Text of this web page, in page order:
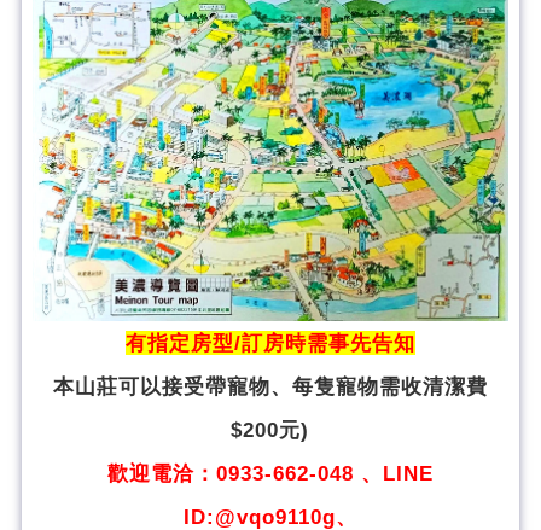
有指定房型/訂房時需事先告知
本山莊可以接受帶寵物、 每隻寵物需收清潔費
$200元)
歡迎電洽：0933-662-048 、LINE
ID:@vqo9110g、